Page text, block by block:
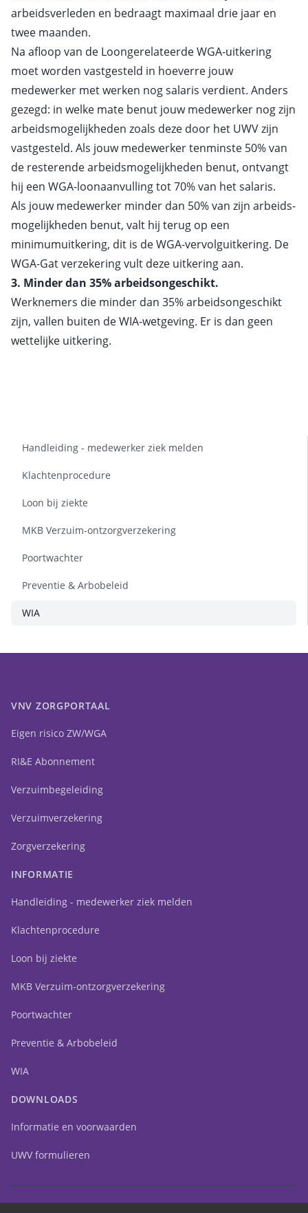
arbeidsverleden en bedraagt maximaal drie jaar en
twee maanden.
Na afloop van de Loongerelateerde WGA-uitkering
moet worden vastgesteld in hoeverre jouw
medewerker met werken nog salaris verdient. Anders
gezegd: in welke mate benut jouw medewerker nog zijn
arbeids­mogelijkheden zoals deze door het UWV zijn
vastgesteld. Als jouw medewerker tenminste 50% van
de resterende arbeids­mogelijkheden benut, ontvangt
hij een WGA-loonaanvulling tot 70% van het salaris.
Als jouw medewerker minder dan 50% van zijn arbeids­
mogelijkheden benut, valt hij terug op een
minimumuitkering, dit is de WGA-vervolguitkering. De
WGA-Gat verzekering vult deze uitkering aan.
3. Minder dan 35% arbeidsongeschikt.
Werknemers die minder dan 35% arbeids­ongeschikt
zijn, vallen buiten de WIA-wetgeving. Er is dan geen
wettelijke uitkering.
Handleiding - medewerker ziek melden
Klachtenprocedure
Loon bij ziekte
MKB Verzuim-ontzorgverzekering
Poortwachter
Preventie & Arbobeleid
WIA
VNV ZORGPORTAAL
Eigen risico ZW/WGA
RI&E Abonnement
Verzuimbegeleiding
Verzuimverzekering
Zorgverzekering
INFORMATIE
Handleiding - medewerker ziek melden
Klachtenprocedure
Loon bij ziekte
MKB Verzuim-ontzorgverzekering
Poortwachter
Preventie & Arbobeleid
WIA
DOWNLOADS
Informatie en voorwaarden
UWV formulieren